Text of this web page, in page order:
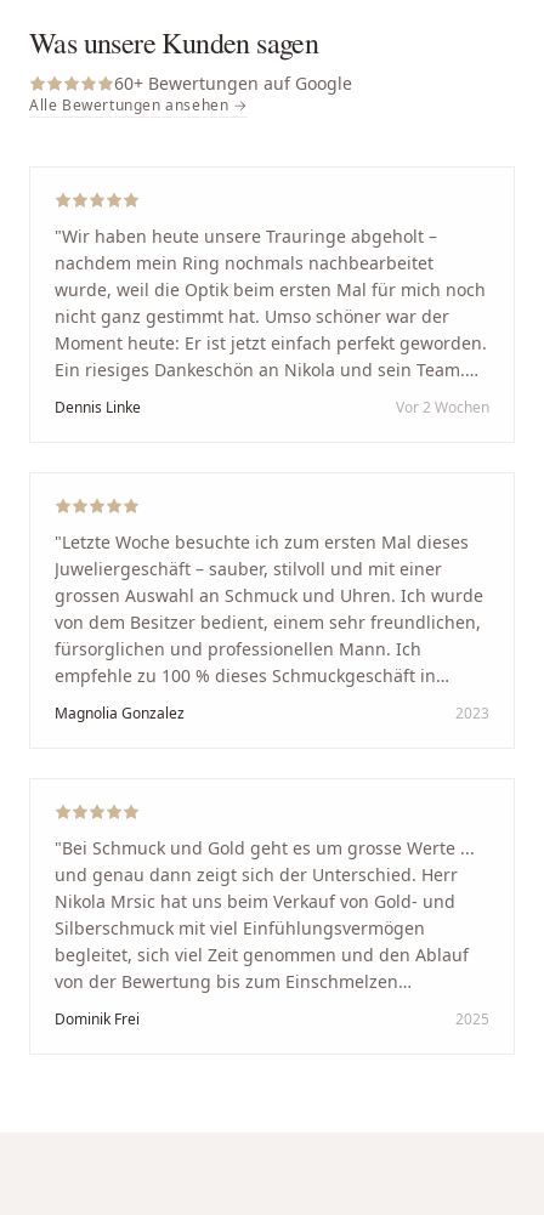
Was unsere Kunden sagen
60+ Bewertungen auf Google
Alle Bewertungen ansehen →
"Wir haben heute unsere Trauringe abgeholt –
nachdem mein Ring nochmals nachbearbeitet
wurde, weil die Optik beim ersten Mal für mich noch
nicht ganz gestimmt hat. Umso schöner war der
Moment heute: Er ist jetzt einfach perfekt geworden.
Ein riesiges Dankeschön an Nikola und sein Team.
Vom ersten Termin an wurden wir jedes Mal
Arbeit und seine Kunden wirklich am Herzen liegen.
Service und echte Herzlichkeit schätzt, ist hier genau
richtig."
Dennis Linke Vor 2 Wochen
"Letzte Woche besuchte ich zum ersten Mal dieses
Juweliergeschäft – sauber, stilvoll und mit einer
grossen Auswahl an Schmuck und Uhren. Ich wurde
von dem Besitzer bedient, einem sehr freundlichen,
fürsorglichen und professionellen Mann. Ich
empfehle zu 100 % dieses Schmuckgeschäft in
Schaffhausen. Ich selbst war sehr zufrieden und
glücklich mit der Behandlung. Ich danke Ihnen – ich
Magnolia Gonzalez 2023
"Bei Schmuck und Gold geht es um grosse Werte ...
und genau dann zeigt sich der Unterschied. Herr
Nikola Mrsic hat uns beim Verkauf von Gold- und
Silberschmuck mit viel Einfühlungsvermögen
begleitet, sich viel Zeit genommen und den Ablauf
von der Bewertung bis zum Einschmelzen
transparent und angenehm gestaltet. Diskreter,
Dominik Frei 2025